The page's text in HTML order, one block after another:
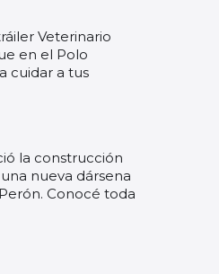
Veterinario
en el Polo
cuidar a tus
la construcción
nueva dársena
Conocé toda